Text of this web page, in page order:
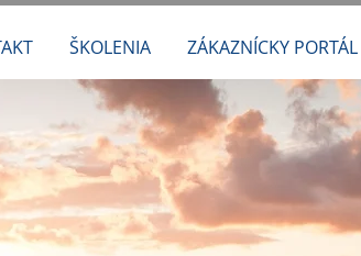
ŠKOLENIA ZÁKAZNÍCKY PORTÁL